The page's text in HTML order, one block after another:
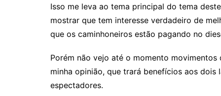
Isso me leva ao tema principal do tema
mostrar que tem interesse verdadeiro de
que os caminhoneiros estão pagando no
Porém não vejo até o momento
minha opinião, que trará benefícios aos
espectadores.